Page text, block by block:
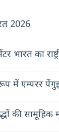
2026
भारत का
में एम्परर
की सामूहिक